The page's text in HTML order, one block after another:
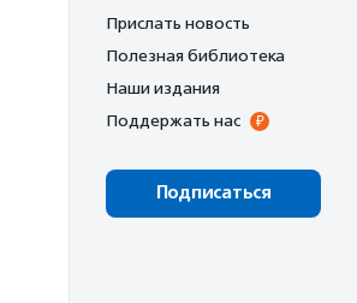
Прислать новость
Полезная библиотека
Наши издания
Поддержать нас
Подписаться